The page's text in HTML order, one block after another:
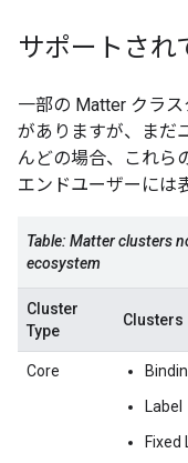
サポートされ
一部の Matter クラ
がありますが、まだ
んどの場合、これら
エンドユーザーには
Table: Matterclusters
ecosystem
Cluster
Type
Clusters
Core
Label
Fixed